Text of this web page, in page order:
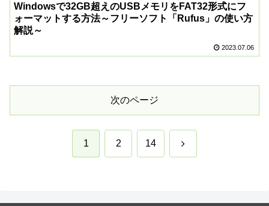
Windowsで32GB超えのUSBメモリをFAT32形式にフ
ォーマットする方法～フリーソフト「Rufus」の使い方
解説～
2023.07.06
次のページ
1 2 14 次